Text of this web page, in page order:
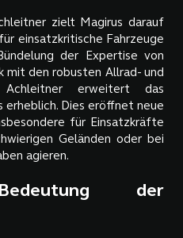
zielt Magirus darauf
einsatzkritische Fahrzeuge
der Expertise von
mit den robusten Allrad- und
Achleitner erweitert das
Dies eröffnet neue
für Einsatzkräfte
Geländen oder bei
agieren.
der